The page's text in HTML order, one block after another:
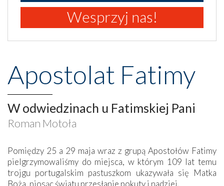
Wesprzyj nas!
Apostolat Fatimy
W odwiedzinach u Fatimskiej Pani
Roman Motoła
Pomiędzy 25 a 29 maja wraz z grupą Apostołów Fatimy
pielgrzymowaliśmy do miejsca, w którym 109 lat temu
trojgu portugalskim pastuszkom ukazywała się Matka
Boża, niosąc światu przesłanie pokuty i nadziei.